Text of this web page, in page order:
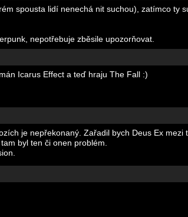
spousta lidí nenechá nit suchou), zatímco ty
nepotřebuje zběsile upozorňovat.
Icarus Effect a teď hraju The Fall :)
je nepřekonaný. Zařadil bych Deus Ex mezi
byl ten či onen problém.